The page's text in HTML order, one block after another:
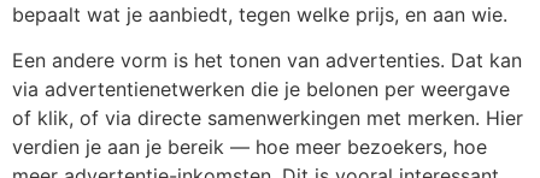
bepaalt wat je aanbiedt, tegen welke prijs, en aan wie.
Een andere vorm is het tonen van advertenties. Dat kan
via advertentienetwerken die je belonen per weergave
of klik, of via directe samenwerkingen met merken. Hier
verdien je aan je bereik — hoe meer bezoekers, hoe